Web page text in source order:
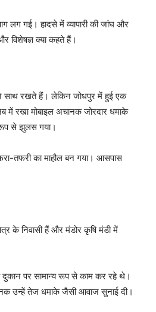
लग गई। हादसे में व्यापारी की जांघ और
विशेषज्ञ क्या कहते हैं।
साथ रखते हैं। लेकिन जोधपुर में हुई एक
में रखा मोबाइल अचानक जोरदार धमाके
से झुलस गया।
तफरी का माहौल बन गया। आसपास
के निवासी हैं और मंडोर कृषि मंडी में
दुकान पर सामान्य रूप से काम कर रहे थे।
उन्हें तेज धमाके जैसी आवाज सुनाई दी।